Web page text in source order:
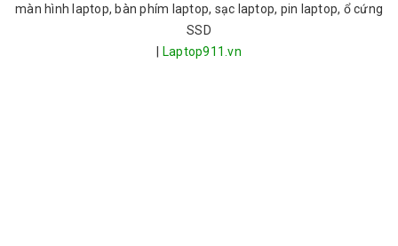
màn hình laptop, bàn phím laptop, sạc laptop, pin laptop, ổ cứng
SSD
Laptop911.vn